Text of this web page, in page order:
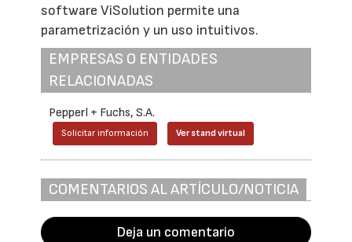
software ViSolution permite una
parametrización y un uso intuitivos.
EMPRESAS O ENTIDADES
RELACIONADAS
Pepperl + Fuchs, S.A.
Solicitar información Ver stand virtual
COMENTARIOS AL ARTÍCULO/NOTICIA
Deja un comentario